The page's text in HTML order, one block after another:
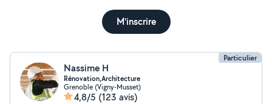
M'inscrire
Particulier
Nassime H
Rénovation,Architecture
Grenoble (Vigny-Musset)
4,8/5 (123 avis)